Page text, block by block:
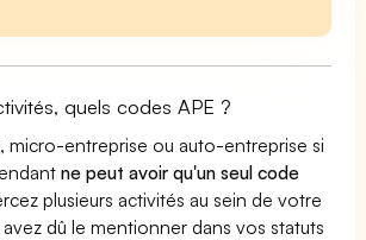
quels codes APE ?
micro-entreprise ou auto-entreprise si
ne peut avoir qu'un seul code
plusieurs activités au sein de votre
dû le mentionner dans vos statuts